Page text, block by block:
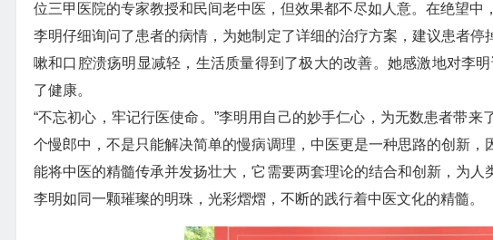
位三甲医院的专家教授和民间老中医，但效果都不尽如人意。在绝望中
李明仔细询问了患者的病情，为她制定了详细的治疗方案，建议患者
嗽和口腔溃疡明显减轻，生活质量得到了极大的改善。她感激地对李
了健康。
“不忘初心，牢记行医使命。”李明用自己的妙手仁心，为无数患者带
个慢郎中，不是只能解决简单的慢病调理，中医更是一种思路的创新
能将中医的精髓传承并发扬壮大，它需要两套理论的结合和创新，为人
李明如同一颗璀璨的明珠，光彩熠熠，不断的践行着中医文化的精髓。